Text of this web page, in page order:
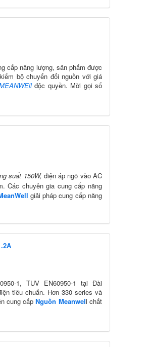
cấp năng lượng, sản phẩm được
bộ chuyển đổi nguồn với giá
độc quyền. Mời gọi số
suất 150W, điện áp ngõ vào AC
Các chuyên gia cung cấp năng
giải pháp cung cấp năng
1, TUV EN60950-1 tại Đài
tiêu chuẩn. Hơn 330 series và
cung cấpNguồn Meanwell chất